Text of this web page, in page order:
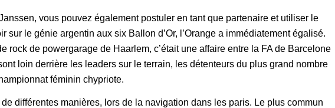
vous pouvez également postuler en tant que partenaire et utiliser le
sur le génie argentin aux six Ballon d’Or, l’Orange a immédiatement égalisé.
rock de powergarage de Haarlem, c’était une affaire entre la FA de Barcelone
loin derrière les leaders sur le terrain, les détenteurs du plus grand nombre
féminin chypriote.
différentes manières, lors de la navigation dans les paris. Le plus commun